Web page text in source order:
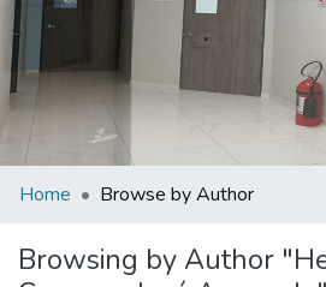
Home Browse by Author
Browsing by Author